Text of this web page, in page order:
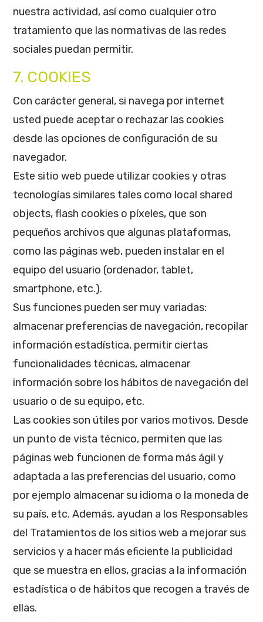
nuestra actividad, así como cualquier otro
tratamiento que las normativas de las redes
sociales puedan permitir.
7. COOKIES
Con carácter general, si navega por internet
usted puede aceptar o rechazar las cookies
desde las opciones de configuración de su
navegador.
Este sitio web puede utilizar cookies y otras
tecnologías similares tales como local shared
objects, flash cookies o píxeles, que son
pequeños archivos que algunas plataformas,
como las páginas web, pueden instalar en el
equipo del usuario (ordenador, tablet,
smartphone, etc.).
Sus funciones pueden ser muy variadas:
almacenar preferencias de navegación, recopilar
información estadística, permitir ciertas
funcionalidades técnicas, almacenar
información sobre los hábitos de navegación del
usuario o de su equipo, etc.
Las cookies son útiles por varios motivos. Desde
un punto de vista técnico, permiten que las
páginas web funcionen de forma más ágil y
adaptada a las preferencias del usuario, como
por ejemplo almacenar su idioma o la moneda de
su país, etc. Además, ayudan a los Responsables
del Tratamientos de los sitios web a mejorar sus
servicios y a hacer más eficiente la publicidad
que se muestra en ellos, gracias a la información
estadística o de hábitos que recogen a través de
ellas.